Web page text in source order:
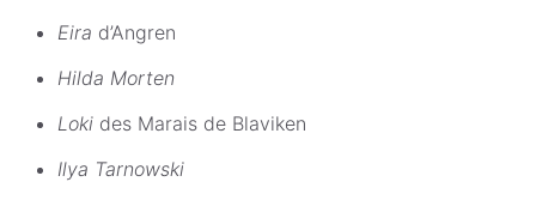
Eira d’Angren
Hilda Morten
Loki des Marais de Blaviken
Ilya Tarnowski